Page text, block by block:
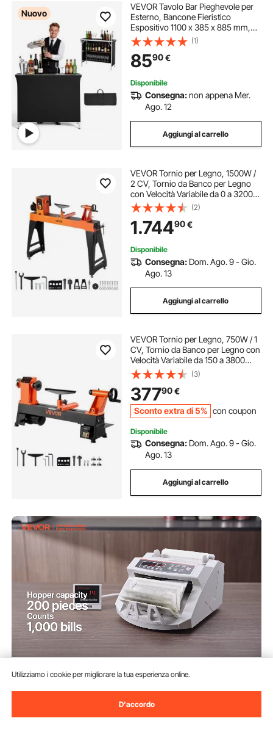
Nuovo
VEVOR Tavolo Bar Pieghevole per
Esterno, Bancone Fieristico
Espositivo 1100 x 385 x 885 mm,
con Borsa per il Trasporto, 2 Ripiani
Portaoggetti e Tela Rimovibile, per
Bancarelle Fiere Mercatini Mostre
(1)
8590€
Disponibile
Consegna:non appena Mer.
Ago. 12
Aggiungi al carrello
VEVOR Tornio per Legno, 1500W /
2 CV, Tornio da Banco per Legno
con Velocità Variabile da 0 a 3200
giri/min, Banco da Lavoro da 450 x
1020 mm, Motore DC Senza
Spazzole, Costruzione in Ghisa
(2)
1.74490€
Disponibile
Consegna: Dom. Ago. 9 - Gio.
Ago. 13
Aggiungi al carrello
VEVOR Tornio per Legno, 750W / 1
CV, Tornio da Banco per Legno con
Velocità Variabile da 150 a 3800
giri/min, Banco da Lavoro da 304 x
465 mm, Motore DC Senza
Spazzole, Costruzione in Ghisa
(3)
37790€
Sconto extra di 5% con coupon
Disponibile
Consegna: Dom. Ago. 9 - Gio.
Ago. 13
Aggiungi al carrello
Automatico, Rilevatore di
Banconote False, Conta Soldi
7990€
Utilizziamo i cookie per migliorare la tua esperienza online.
D'accordo